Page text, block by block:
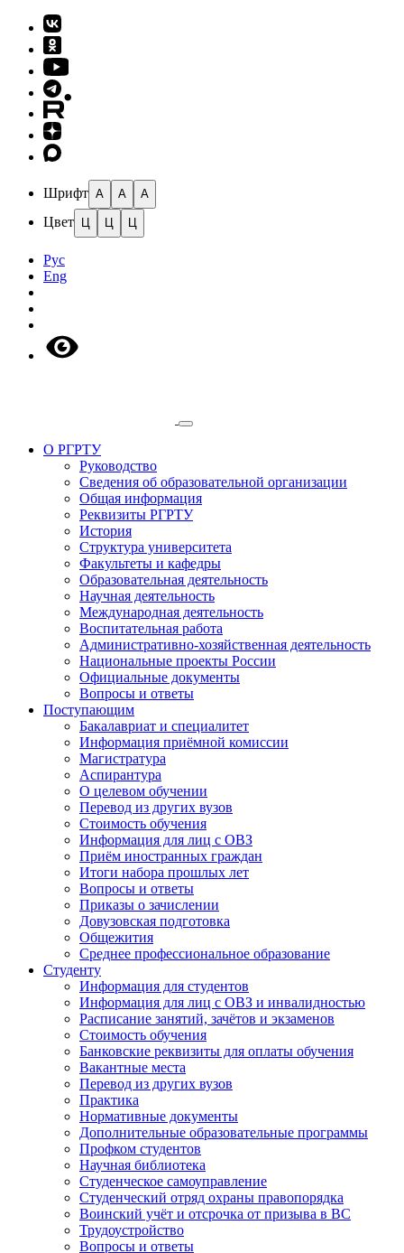
Шрифт A A A
Цвет Ц Ц Ц
Рус
Eng
О РГРТУ
Руководство
Сведения об образовательной организации
Общая информация
Реквизиты РГРТУ
История
Структура университета
Факультеты и кафедры
Образовательная деятельность
Научная деятельность
Международная деятельность
Воспитательная работа
Административно-хозяйственная деятельность
Национальные проекты России
Официальные документы
Вопросы и ответы
Поступающим
Бакалавриат и специалитет
Информация приёмной комиссии
Магистратура
Аспирантура
О целевом обучении
Перевод из других вузов
Стоимость обучения
Информация для лиц с ОВЗ
Приём иностранных граждан
Итоги набора прошлых лет
Вопросы и ответы
Приказы о зачислении
Довузовская подготовка
Общежития
Среднее профессиональное образование
Студенту
Информация для студентов
Информация для лиц с ОВЗ и инвалидностью
Расписание занятий, зачётов и экзаменов
Стоимость обучения
Банковские реквизиты для оплаты обучения
Вакантные места
Перевод из других вузов
Практика
Нормативные документы
Дополнительные образовательные программы
Профком студентов
Научная библиотека
Студенческое самоуправление
Студенческий отряд охраны правопорядка
Воинский учёт и отсрочка от призыва в ВС
Трудоустройство
Вопросы и ответы